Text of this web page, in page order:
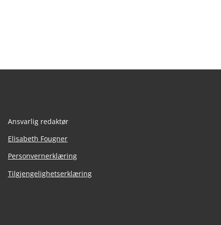
Ansvarlig redaktør
Elisabeth Fougner
Personvernerklæring
Tilgjengelighetserklæring